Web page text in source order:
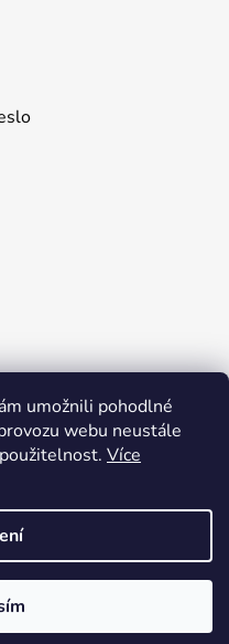
umožnili pohodlné
webu neustále
Více
Praha s.r.o.